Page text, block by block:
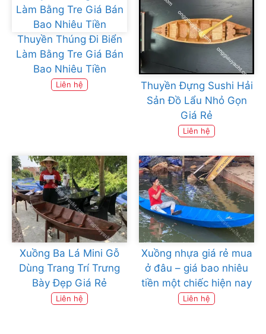
Thuyền Thúng Đi Biển
Làm Bằng Tre Giá Bán
Bao Nhiêu Tiền
Liên hệ
Thuyền Đựng Sushi Hải
Sản Đồ Lẩu Nhỏ Gọn
Giá Rẻ
Liên hệ
Xuồng Ba Lá Mini Gỗ
Dùng Trang Trí Trưng
Bày Đẹp Giá Rẻ
Liên hệ
Xuồng nhựa giá rẻ mua
ở đâu – giá bao nhiêu
tiền một chiếc hiện nay
Liên hệ